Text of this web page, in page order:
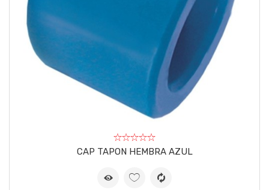
CAP TAPON HEMBRA AZUL